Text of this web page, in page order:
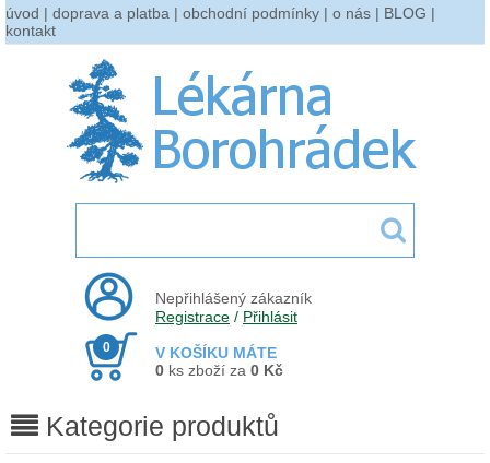
úvod | doprava a platba | obchodní podmínky | o nás | BLOG |
kontakt
Nepřihlášený zákazník
Registrace / Přihlásit
V KOŠÍKU MÁTE
0
0 ks zboží za 0 Kč
Kategorie produktů